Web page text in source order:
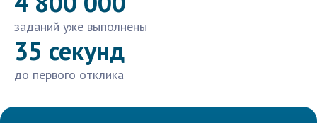
заданий уже выполнены
35 секунд
до первого отклика